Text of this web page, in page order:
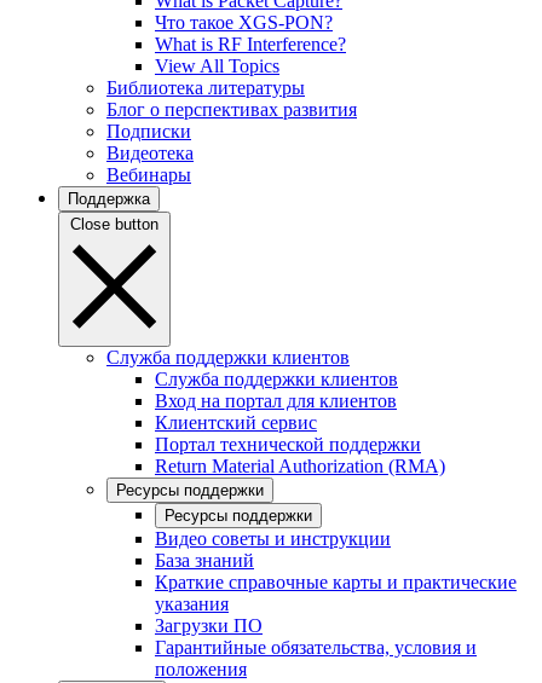
Что такое XGS-PON?
What is RF Interference?
View All Topics
Библиотека литературы
Блог о перспективах развития
Подписки
Видеотека
Вебинары
Поддержка
Close button
Служба поддержки клиентов
Служба поддержки клиентов
Вход на портал для клиентов
Клиентский сервис
Портал технической поддержки
Return Material Authorization (RMA)
Ресурсы поддержки
Ресурсы поддержки
Видео советы и инструкции
База знаний
Краткие справочные карты и практические
указания
Загрузки ПО
Гарантийные обязательства, условия и
положения